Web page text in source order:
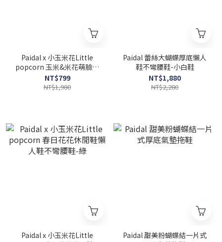
Paidal x 小玉米花Little
popcorn 玉米&米花萌臉休
閒鞋懶人鞋不彎腰鞋-粉
NT$799
NT$1,980
Paidal 蕾絲大蝴蝶厚底懶人
鞋不彎腰鞋-小白鞋
NT$1,880
NT$2,280
Paidal x 小玉米花Little
Paidal 甜美粉蝴蝶結一片式